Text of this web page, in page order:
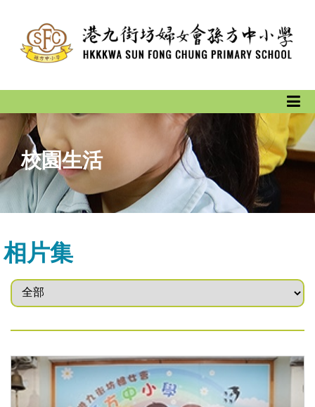
校園生活
相片集